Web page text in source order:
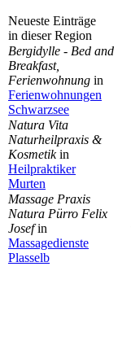
Neueste Einträge
in dieser Region
Bergidylle - Bed and
Breakfast,
Ferienwohnung in
Ferienwohnungen
Schwarzsee
Natura Vita
Naturheilpraxis &
Kosmetikin
Heilpraktiker
Murten
Massage Praxis
Natura Pürro Felix
Josefin
Massagedienste
Plasselb